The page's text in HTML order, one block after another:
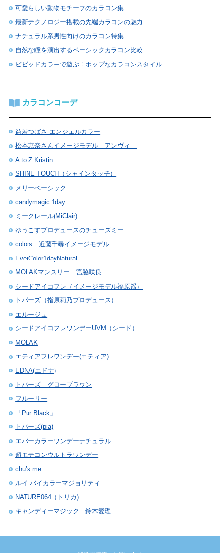
可愛らしい動物モチーフのカラコン集
最新テクノロジー搭載の先端カラコンの魅力
ナチュラル系男性向けのカラコン特集
自然な瞳を演出するベーシックカラコン比較
ビビッドカラーで遊ぶ！ポップなカラコンスタイル
カラコンコーデ
益若つばさ エンジェルカラー
松本恵奈さんイメージモデル アンヴィ
A to Z Kristin
SHINE TOUCH（シャインタッチ）
メリーベーシック
candymagic 1day
ミークレール(MiClair)
ゆうこすプロデュースのチューズミー
colors 近藤千尋イメージモデル
EverColor1dayNatural
MOLAKマンスリー 宮脇咲良
シードアイコフレ（イメージモデル福原遥）
トパーズ（指原莉乃プロデュース）
エルージュ
シードアイコフレワンデーUVM（シード）
MOLAK
エティアフレワンデー(エティア)
EDNA(エドナ)
トパーズ グローブラウン
フルーリー
「Pur Black」
トパーズ(pia)
エバーカラーワンデーナチュラル
超モテコンウルトラワンデー
chu’s me
ルイ バイカラーマジョリティ
NATURE064（トリカ)
キャンディーマジック 鈴木愛理